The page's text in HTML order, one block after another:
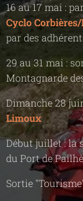
16 au 17 mai :
Cyclo
par des
29 au 31 mai :
Montagnarde
Dimanche 28
Limoux
Début juillet : la
du Port de
Sortie